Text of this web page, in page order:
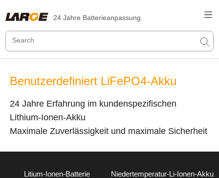
24 Jahre Batterieanpassung
Benutzerdefiniert LiFePO4-Akku
24 Jahre Erfahrung im kundenspezifischen
Lithium-Ionen-Akku
Maximale Zuverlässigkeit und maximale Sicherheit
Litium-Ionen-Batterie Niedertemperatur-Li-Ionen-Akku